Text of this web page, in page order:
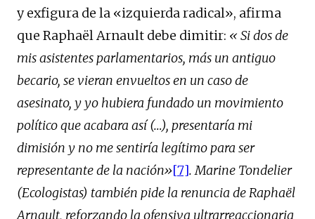
y exfigura de la «izquierda radical», afirma
que Raphaël Arnault debe dimitir: « Si dos de
mis asistentes parlamentarios, más un antiguo
becario, se vieran envueltos en un caso de
asesinato, y yo hubiera fundado un movimiento
político que acabara así (…), presentaría mi
dimisión y no me sentiría legítimo para ser
representante de la nación»[7]. Marine Tondelier
(Ecologistas) también pide la renuncia de Raphaël
Arnault, reforzando la ofensiva ultrarreaccionaria